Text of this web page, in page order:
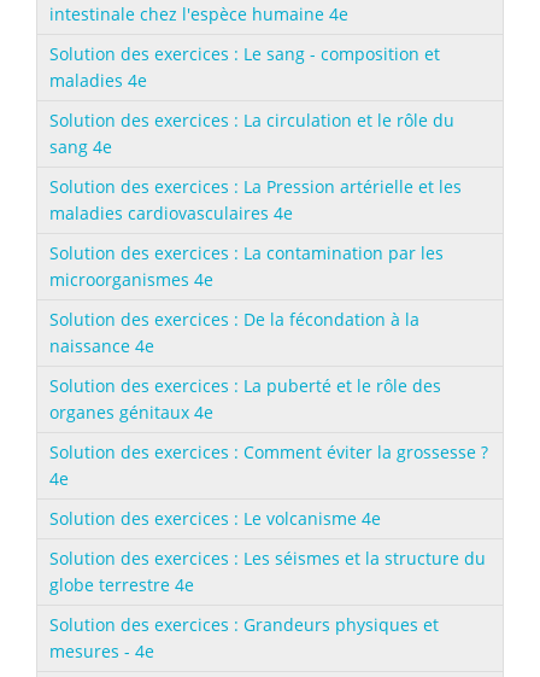
intestinale chez l'espèce humaine 4e
Solution des exercices : Le sang - composition et
maladies 4e
Solution des exercices : La circulation et le rôle du
sang 4e
Solution des exercices : La Pression artérielle et les
maladies cardiovasculaires 4e
Solution des exercices : La contamination par les
microorganismes 4e
Solution des exercices : De la fécondation à la
naissance 4e
Solution des exercices : La puberté et le rôle des
organes génitaux 4e
Solution des exercices : Comment éviter la grossesse ?
4e
Solution des exercices : Le volcanisme 4e
Solution des exercices : Les séismes et la structure du
globe terrestre 4e
Solution des exercices : Grandeurs physiques et
mesures - 4e